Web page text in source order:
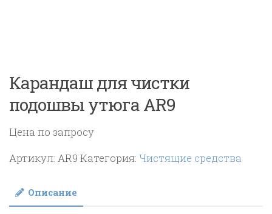
Карандаш для чистки
подошвы утюга AR9
Цена по запросу
Артикул: AR9 Категория: Чистящие средства
Описание